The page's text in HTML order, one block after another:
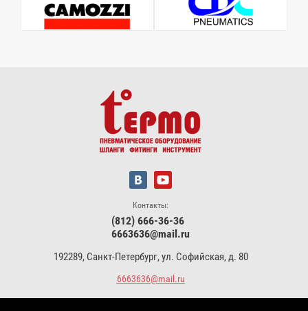
Контакты:
(812) 666-36-36
6663636@mail.ru
192289, Санкт-Петербург, ул. Софийская, д. 80
6663636@mail.ru